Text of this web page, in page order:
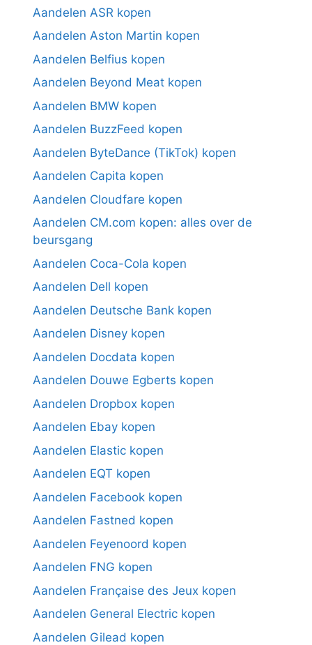
Aandelen ASR kopen
Aandelen Aston Martin kopen
Aandelen Belfius kopen
Aandelen Beyond Meat kopen
Aandelen BMW kopen
Aandelen BuzzFeed kopen
Aandelen ByteDance (TikTok) kopen
Aandelen Capita kopen
Aandelen Cloudfare kopen
Aandelen CM.com kopen: alles over de
beursgang
Aandelen Coca-Cola kopen
Aandelen Dell kopen
Aandelen Deutsche Bank kopen
Aandelen Disney kopen
Aandelen Docdata kopen
Aandelen Douwe Egberts kopen
Aandelen Dropbox kopen
Aandelen Ebay kopen
Aandelen Elastic kopen
Aandelen EQT kopen
Aandelen Facebook kopen
Aandelen Fastned kopen
Aandelen Feyenoord kopen
Aandelen FNG kopen
Aandelen Française des Jeux kopen
Aandelen General Electric kopen
Aandelen Gilead kopen